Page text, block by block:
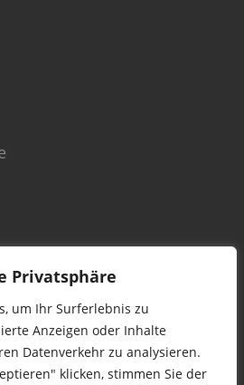
Privatsphäre
um Ihr Surferlebnis zu
Anzeigen oder Inhalte
Datenverkehr zu analysieren.
klicken, stimmen Sie der